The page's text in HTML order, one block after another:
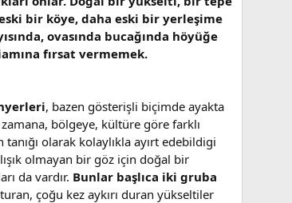
bir köye, daha eski bir yerleşime
ovasında bucağında höyüğe
fırsat vermemek.
, bazen gösterişli biçimde ayakta
bölgeye, kültüre göre farklı
olarak kolaylıkla ayırt edebildigi
olmayan bir göz için doğal bir
da vardır. Bunlar başlıca iki gruba
çoğu kez aykırı duran yükseltiler